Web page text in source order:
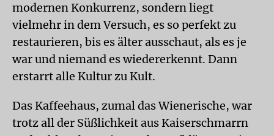
modernen Konkurrenz, sondern liegt
vielmehr in dem Versuch, es so perfekt zu
restaurieren, bis es älter ausschaut, als es je
war und niemand es wiedererkennt. Dann
erstarrt alle Kultur zu Kult.
Das Kaffeehaus, zumal das Wienerische, war
trotz all der Süßlichkeit aus Kaiserschmarrn